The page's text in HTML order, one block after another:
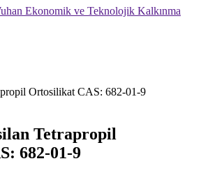
Ekonomik ve Teknolojik Kalkınma
Ortosilikat CAS: 682-01-9
Tetrapropil
682-01-9